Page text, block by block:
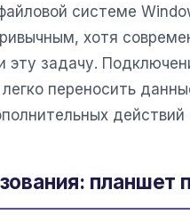
системе
хотя
эту задачу.
легко переносить
планшет